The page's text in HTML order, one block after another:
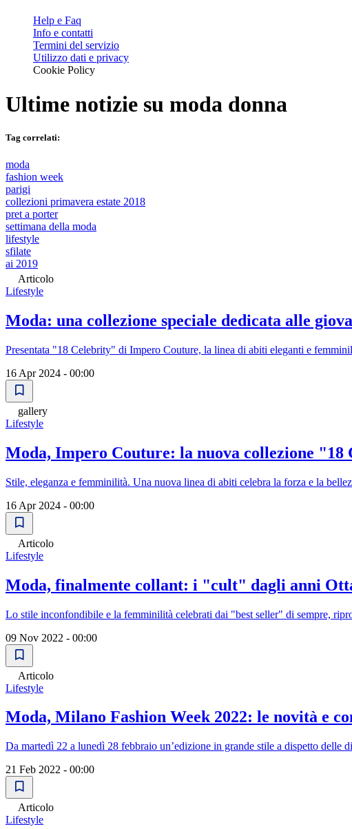
Help e Faq
Info e contatti
Termini del servizio
Utilizzo dati e privacy
Cookie Policy
Ultime notizie su moda donna
Tag correlati:
moda
fashion week
parigi
collezioni primavera estate 2018
pret a porter
settimana della moda
lifestyle
sfilate
ai 2019
Articolo
Lifestyle
Moda: una collezione speciale dedicata alle
Presentata "18 Celebrity" di Impero Couture, la linea di abiti eleganti e
16 Apr 2024 - 00:00
gallery
Lifestyle
Moda, Impero Couture: la nuova collezione "18
Stile, eleganza e femminilità. Una nuova linea di abiti celebra la forza e la
16 Apr 2024 - 00:00
Articolo
Lifestyle
Moda, finalmente collant: i "cult" dagli anni
Lo stile inconfondibile e la femminilità celebrati dai "best seller" di sempre,
09 Nov 2022 - 00:00
Articolo
Lifestyle
Moda, Milano Fashion Week 2022: le novità e
Da martedì 22 a lunedì 28 febbraio un’edizione in grande stile a dispetto delle
21 Feb 2022 - 00:00
Articolo
Lifestyle